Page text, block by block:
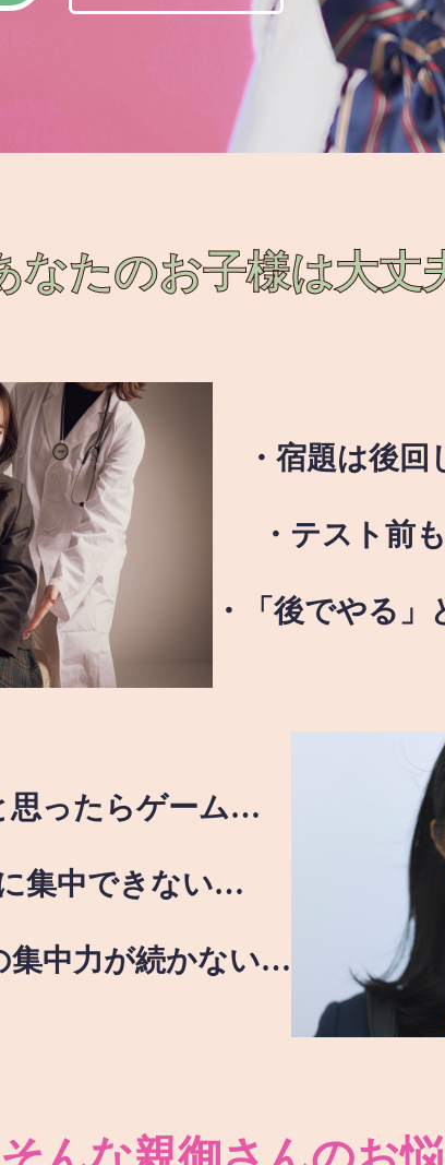
なたのお子様は大丈
・宿題は後
・テスト前
・「後でやる
思ったらゲーム…
集中できない…
集中力が続かない…